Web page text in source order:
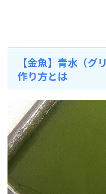
【金魚】青水（グ
作り方とは